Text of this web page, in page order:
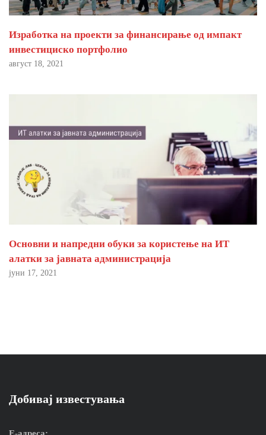
Изработка на проекти за финансирање од импакт
инвестициско портфолио
август 18, 2021
Основни и напредни обуки за користење на ИТ
алатки за јавната администрација
јуни 17, 2021
Добивај известувања
Е-адреса: